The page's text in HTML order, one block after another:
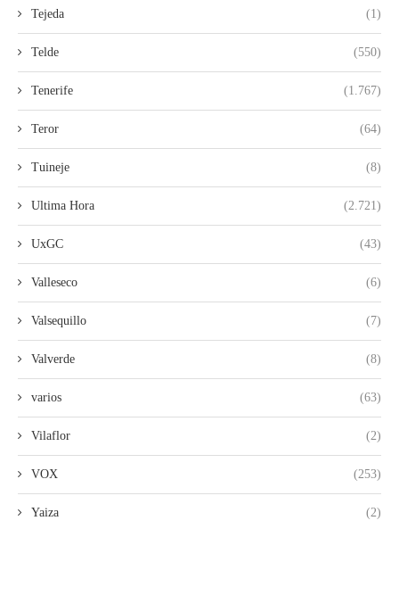
Tejeda (1)
Telde (550)
Tenerife (1.767)
Teror (64)
Tuineje (8)
Ultima Hora (2.721)
UxGC (43)
Valleseco (6)
Valsequillo (7)
Valverde (8)
varios (63)
Vilaflor (2)
VOX (253)
Yaiza (2)